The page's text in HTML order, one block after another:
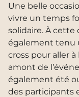
Une belle
vivre un temps
solidaire. À cette
également tenu
cross pour aller
amont de
également été
des participants